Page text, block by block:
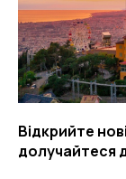
Відкрийте
долучайтеся